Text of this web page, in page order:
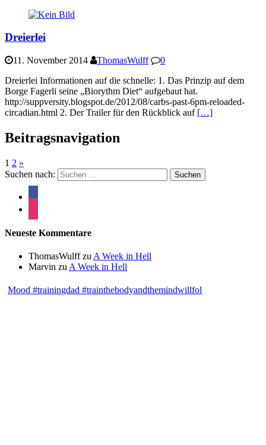
Dreierlei
11. November 2014 ThomasWulff
0
Dreierlei Informationen auf die schnelle: 1. Das Prinzip auf dem
Borge Fagerli seine „Biorythm Diet“ aufgebaut hat.
http://suppversity.blogspot.de/2012/08/carbs-past-6pm-reloaded-
circadian.html 2. Der Trailer für den Rückblick auf […]
Beitragsnavigation
1 2 »
Suchen nach:
Neueste Kommentare
ThomasWulffzuA Week in Hell
Marvin zuA Week in Hell
Mood #trainingdad #trainthebodyandthemindwillfol